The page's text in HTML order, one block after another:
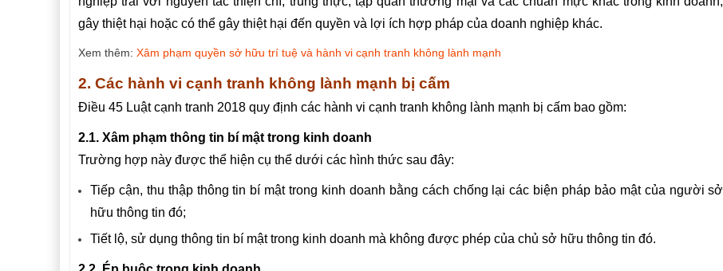
gây thiệt hại hoặc có thể gây thiệt hại đến quyền và lợi ích hợp pháp của doanh nghiệp khác.
Xem thêm: Xâm phạm quyền sở hữu trí tuệ và hành vi cạnh tranh không lành mạnh
2. Các hành vi cạnh tranh không lành mạnh bị cấm
Điều 45 Luật cạnh tranh 2018 quy định các hành vi cạnh tranh không lành mạnh bị cấm bao gồm:
2.1. Xâm phạm thông tin bí mật trong kinh doanh
Trường hợp này được thể hiện cụ thể dưới các hình thức sau đây:
Tiếp cận, thu thập thông tin bí mật trong kinh doanh bằng cách chống lại các biện pháp bảo mật của người sở
hữu thông tin đó;
Tiết lộ, sử dụng thông tin bí mật trong kinh doanh mà không được phép của chủ sở hữu thông tin đó.